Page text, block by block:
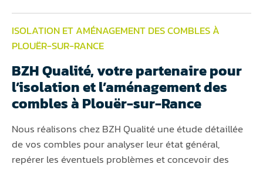
ISOLATION ET AMÉNAGEMENT DES COMBLES À
PLOUËR-SUR-RANCE
BZH Qualité, votre partenaire pour
l’isolation et l’aménagement des
combles à Plouër-sur-Rance
Nous réalisons chez BZH Qualité une étude détaillée
de vos combles pour analyser leur état général,
repérer les éventuels problèmes et concevoir des